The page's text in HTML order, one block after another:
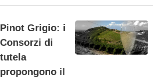
Pinot Grigio: i
Consorzi di
tutela
propongono il